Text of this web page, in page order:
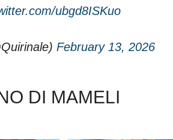
ubgd8ISKuo
February 13, 2026
DI MAMELI